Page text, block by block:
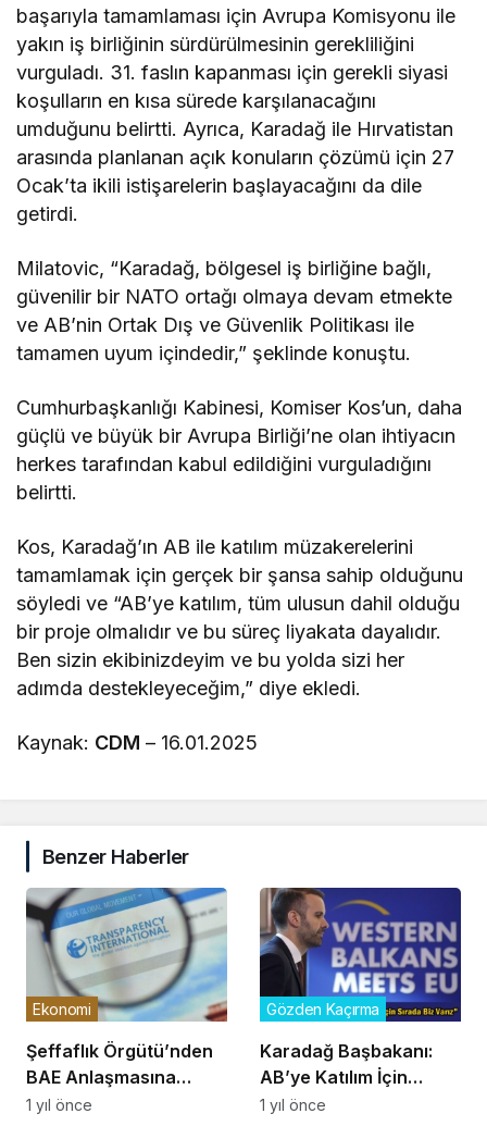
başarıyla tamamlaması için Avrupa Komisyonu ile
yakın iş birliğinin sürdürülmesinin gerekliliğini
vurguladı. 31. faslın kapanması için gerekli siyasi
koşulların en kısa sürede karşılanacağını
umduğunu belirtti. Ayrıca, Karadağ ile Hırvatistan
arasında planlanan açık konuların çözümü için 27
Ocak’ta ikili istişarelerin başlayacağını da dile
getirdi.
Milatovic, “Karadağ, bölgesel iş birliğine bağlı,
güvenilir bir NATO ortağı olmaya devam etmekte
ve AB’nin Ortak Dış ve Güvenlik Politikası ile
tamamen uyum içindedir,” şeklinde konuştu.
Cumhurbaşkanlığı Kabinesi, Komiser Kos’un, daha
güçlü ve büyük bir Avrupa Birliği’ne olan ihtiyacın
herkes tarafından kabul edildiğini vurguladığını
belirtti.
Kos, Karadağ’ın AB ile katılım müzakerelerini
tamamlamak için gerçek bir şansa sahip olduğunu
söyledi ve “AB’ye katılım, tüm ulusun dahil olduğu
bir proje olmalıdır ve bu süreç liyakata dayalıdır.
Ben sizin ekibinizdeyim ve bu yolda sizi her
adımda destekleyeceğim,” diye ekledi.
Kaynak: CDM – 16.01.2025
Benzer Haberler
Şeffaflık Örgütü’nden
BAE Anlaşmasına
Eleştiri: AB Yolunda
Ekonomi
1 yıl önce
Karadağ Başbakanı:
AB’ye Katılım İçin
Sıradaki Ülke Biziz
Gözden Kaçırma
1 yıl önce